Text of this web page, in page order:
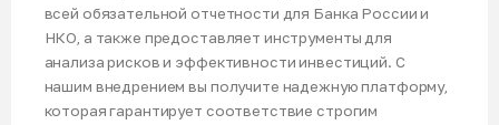
всей обязательной отчетности для Банка России и
НКО, а также предоставляет инструменты для
анализа рисков и эффективности инвестиций. С
нашим внедрением вы получите надежную платформу,
которая гарантирует соответствие строгим